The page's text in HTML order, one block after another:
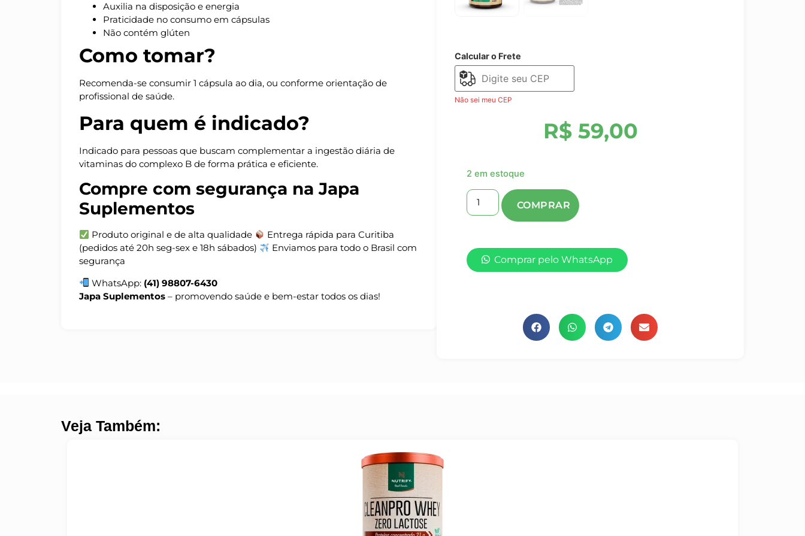
Auxilia na disposição e energia
Praticidade no consumo em cápsulas
Não contém glúten
Como tomar?
Recomenda-se consumir 1 cápsula ao dia, ou conforme orientação de
profissional de saúde.
Para quem é indicado?
Indicado para pessoas que buscam complementar a ingestão diária de
vitaminas do complexo B de forma prática e eficiente.
Compre com segurança na Japa
Suplementos
Produto original e de alta qualidade
Entrega rápida para Curitiba
(pedidos até 20h seg-sex e 18h sábados)
Enviamos para todo o Brasil com
segurança
WhatsApp: (41) 98807-6430
Japa Suplementos – promovendo saúde e bem-estar todos os dias!
Calcular o Frete
Não sei meu CEP
R$59,00
2 em estoque
Comprar pelo WhatsApp
Veja Também: